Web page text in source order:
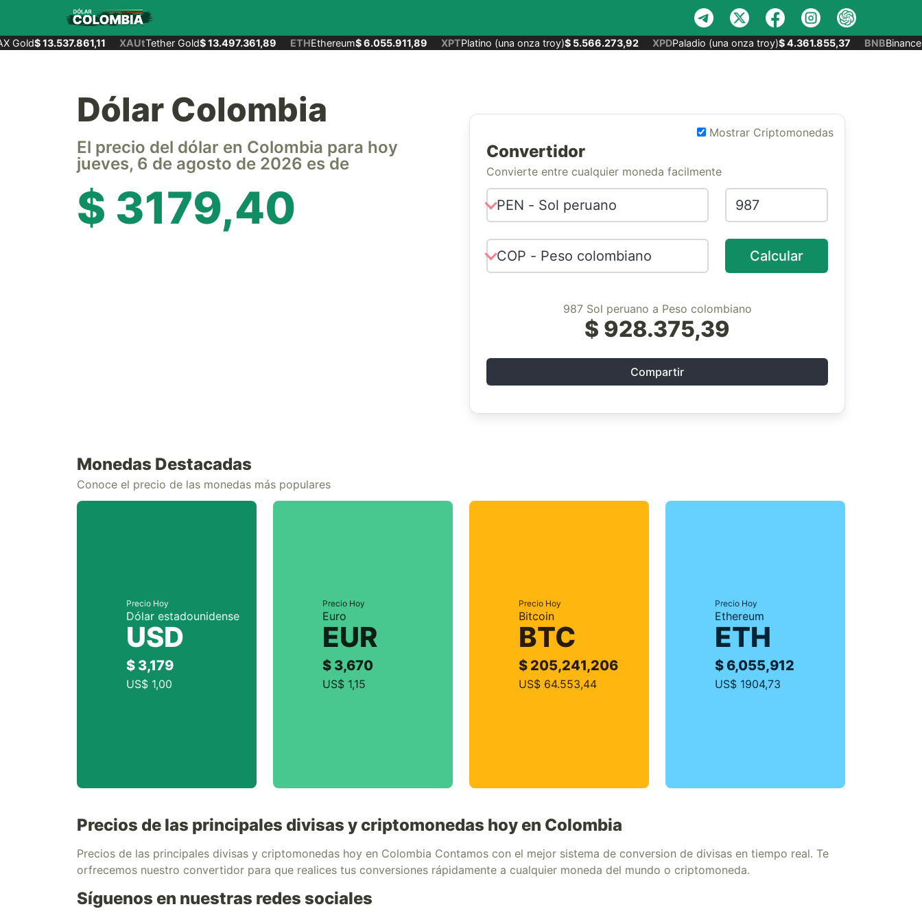
Gold$ 13.537.861,11 XAUtTether Gold$ 13.497.361,89 ETHEthereum$ 6.055.911,89 XPTPlatino (una onza troy)$ 5.566.273,92 XPDPaladio (una onza troy)$ 4.361.855,37 BNBBinance$
Dólar Colombia
El precio del dólar en Colombia para hoy
jueves, 6 de agosto de 2026 es de
$ 3179,40
Mostrar Criptomonedas
Convertidor
Convierte entre cualquier moneda facilmente
Calcular
987 Sol peruano a Peso colombiano
$ 928.375,39
Compartir
Monedas Destacadas
Conoce el precio de las monedas más populares
Precio Hoy
Dólar estadounidense
USD
$ 3,179
US$ 1,00
Precio Hoy
Euro
EUR
$ 3,670
US$ 1,15
Precio Hoy
Bitcoin
BTC
$ 205,241,206
US$ 64.553,44
Precio Hoy
Ethereum
ETH
$ 6,055,912
US$ 1904,73
Precios de las principales divisas y criptomonedas hoy en Colombia
Precios de las principales divisas y criptomonedas hoy en Colombia Contamos con el mejor sistema de conversion de divisas en tiempo real. Te
orfrecemos nuestro convertidor para que realices tus conversiones rápidamente a cualquier moneda del mundo o criptomoneda.
Síguenos en nuestras redes sociales